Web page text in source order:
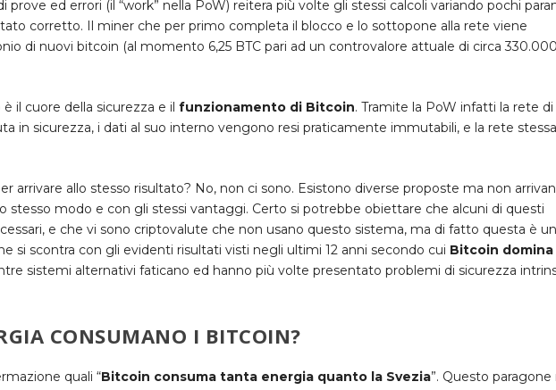
prove ed errori (il “work” nella PoW) reitera più volte gli stessi calcoli variando pochi
corretto. Il miner che per primo completa il blocco e lo sottopone alla rete viene
di nuovi bitcoin (al momento 6,25 BTC pari ad un controvalore attuale di circa 330.000
il cuore della sicurezza e ilfunzionamento di Bitcoin. Tramite la PoW infatti la rete di
in sicurezza, i dati al suo interno vengono resi praticamente immutabili, e la rete stessa
arrivare allo stesso risultato? No, non ci sono. Esistono diverse proposte ma non
stesso modo e con gli stessi vantaggi. Certo si potrebbe obiettare che alcuni di questi
e che vi sono criptovalute che non usano questo sistema, ma di fatto questa è
si scontra con gli evidenti risultati visti negli ultimi 12 anni secondo cui Bitcoin domina
sistemi alternativi faticano ed hanno più volte presentato problemi di sicurezza
CONSUMANO I BITCOIN?
quali“Bitcoin consuma tanta energia quanto la Svezia”. Questo paragone